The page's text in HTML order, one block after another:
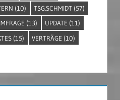
(10) TSG.SCHMIDT (57)
(13) UPDATE (11)
(15) VERTRÄGE (10)